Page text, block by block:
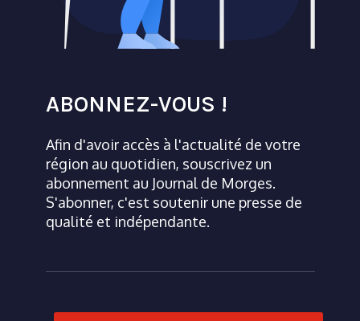
ABONNEZ-VOUS !
Afin d'avoir accès à l'actualité de votre
région au quotidien, souscrivez un
abonnement au Journal de Morges.
S'abonner, c'est soutenir une presse de
qualité et indépendante.